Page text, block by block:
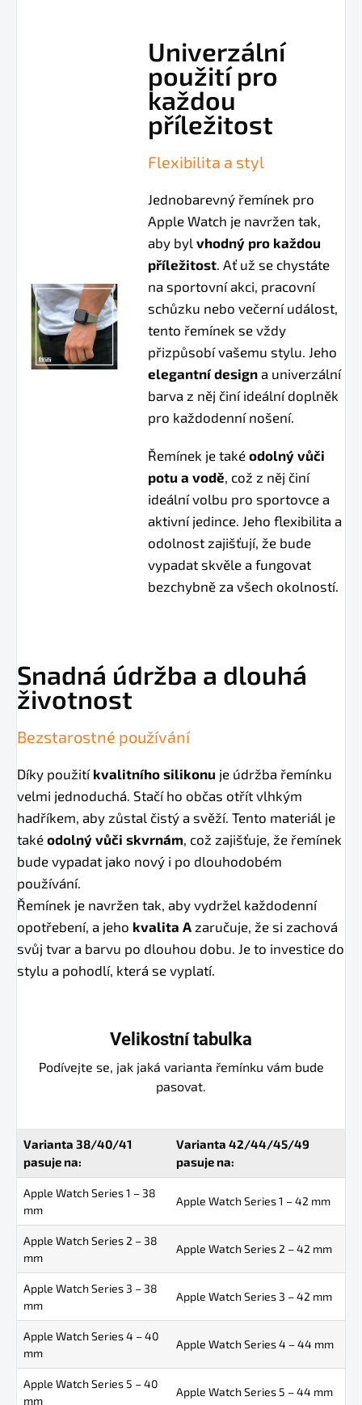
Univerzální
použití pro
každou
příležitost
Flexibilita a styl
Jednobarevný řemínek pro
Apple Watch je navržen tak,
aby bylvhodný pro každou
příležitost. Ať už se chystáte
na sportovní akci, pracovní
schůzku nebo večerní událost,
tento řemínek se vždy
přizpůsobí vašemu stylu. Jeho
elegantní design a univerzální
barva z něj činí ideální doplněk
pro každodenní nošení.
Řemínek je takéodolný vůči
potu a vodě, což z něj činí
ideální volbu pro sportovce a
aktivní jedince. Jeho flexibilita a
odolnost zajišťují, že bude
vypadat skvěle a fungovat
bezchybně za všech okolností.
Snadná údržba a dlouhá
životnost
Bezstarostné používání
Díky použití kvalitního silikonu je údržba řemínku
velmi jednoduchá. Stačí ho občas otřít vlhkým
hadříkem, aby zůstal čistý a svěží. Tento materiál je
také odolný vůči skvrnám, což zajišťuje, že řemínek
bude vypadat jako nový i po dlouhodobém
používání.
Řemínek je navržen tak, aby vydržel každodenní
opotřebení, a jeho kvalita A zaručuje, že si zachová
svůj tvar a barvu po dlouhou dobu. Je to investice do
stylu a pohodlí, která se vyplatí.
Velikostní tabulka
Podívejte se, jak jaká varianta řemínku vám bude
pasovat.
Varianta 38/40/41
pasuje na:
Varianta 42/44/45/49
pasuje na:
Apple Watch Series 1 – 38
mm
Apple Watch Series 1 – 42 mm
Apple Watch Series 2 – 38
mm
Apple Watch Series 2 – 42 mm
Apple Watch Series 3 – 38
mm
Apple Watch Series 3 – 42 mm
Apple Watch Series 4 – 40
mm
Apple Watch Series 4 – 44 mm
Apple Watch Series 5 – 40
mm
Apple Watch Series 5 – 44 mm